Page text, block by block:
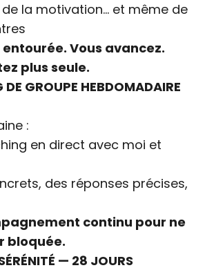
la motivation… et même de
Vous avancez.
plus seule.
GROUPE HEBDOMADAIRE
:
en direct avec moi et
des réponses précises,
continu pour ne
bloquée.
— 28 JOURS